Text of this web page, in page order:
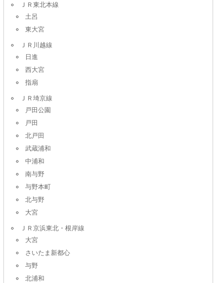
ＪＲ東北本線
土呂
東大宮
ＪＲ川越線
日進
西大宮
指扇
ＪＲ埼京線
戸田公園
戸田
北戸田
武蔵浦和
中浦和
南与野
与野本町
北与野
大宮
ＪＲ京浜東北・根岸線
大宮
さいたま新都心
与野
北浦和